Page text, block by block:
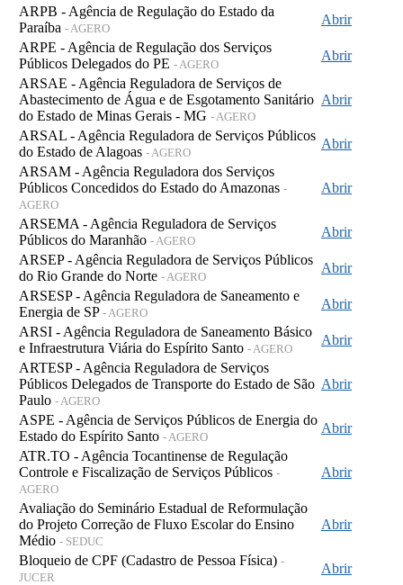
ARPB - Agência de Regulação do Estado da
Paraíba - AGERO
Abrir
ARPE - Agência de Regulação dos Serviços
Públicos Delegados do PE - AGERO
Abrir
ARSAE - Agência Reguladora de Serviços de
Abastecimento de Água e de Esgotamento Sanitário
do Estado de Minas Gerais - MG - AGERO
Abrir
ARSAL - Agência Reguladora de Serviços Públicos
do Estado de Alagoas - AGERO
Abrir
ARSAM - Agência Reguladora dos Serviços
Públicos Concedidos do Estado do Amazonas -
AGERO
Abrir
ARSEMA - Agência Reguladora de Serviços
Públicos do Maranhão - AGERO
Abrir
ARSEP - Agência Reguladora de Serviços Públicos
do Rio Grande do Norte - AGERO
Abrir
ARSESP - Agência Reguladora de Saneamento e
Energia de SP - AGERO
Abrir
ARSI - Agência Reguladora de Saneamento Básico
e Infraestrutura Viária do Espírito Santo - AGERO
Abrir
ARTESP - Agência Reguladora de Serviços
Públicos Delegados de Transporte do Estado de São
Paulo - AGERO
Abrir
ASPE - Agência de Serviços Públicos de Energia do
Estado do Espírito Santo - AGERO
Abrir
ATR.TO - Agência Tocantinense de Regulação
Controle e Fiscalização de Serviços Públicos -
AGERO
Abrir
Avaliação do Seminário Estadual de Reformulação
do Projeto Correção de Fluxo Escolar do Ensino
Médio - SEDUC
Abrir
Bloqueio de CPF (Cadastro de Pessoa Física) -
JUCER
Abrir